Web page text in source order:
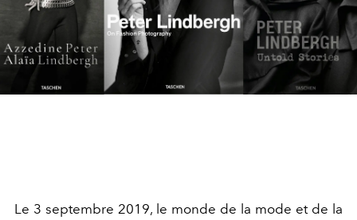
Le 3 septembre 2019, le monde de la mode et de la